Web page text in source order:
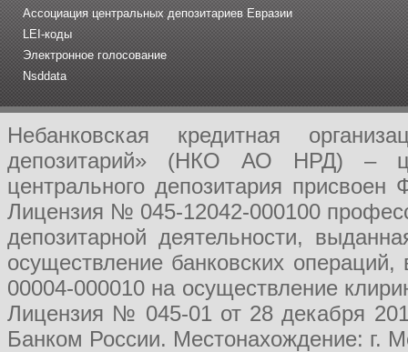
Ассоциация центральных депозитариев Евразии
LEI-коды
Электронное голосование
Nsddata
Небанковская кредитная
депозитарий» (НКО АО НРД) –
центрального депозитария
Лицензия № 045-12042-000100
депозитарной деятельности,
осуществление банковских
00004-000010 на осуществление
Лицензия № 045-01 от 28 декабря
Банком России. Местонахождение: г.